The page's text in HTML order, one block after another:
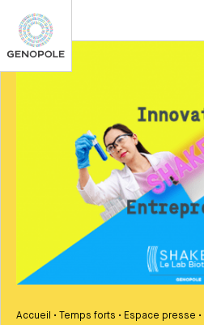
Accueil • Temps forts • Espace presse •